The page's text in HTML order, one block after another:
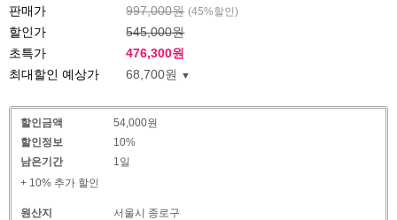
판매가 997,000원 (45%할인)
할인가
545,000원
초특가
476,300원
최대할인 예상가
68,700원
할인금액
54,000원
할인정보
10%
남은기간
1일
+ 10% 추가 할인
원산지
서울시 종로구